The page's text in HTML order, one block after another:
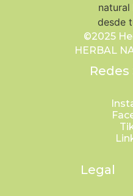
©2025
HERBAL
Redes
Legal